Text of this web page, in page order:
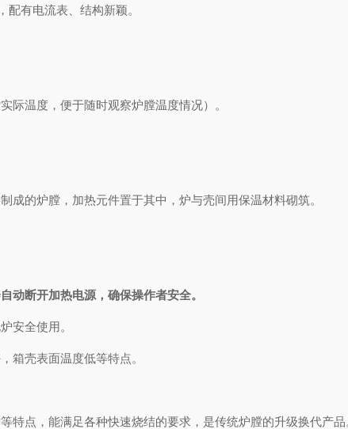
有电流表、结构新颖。
温度，便于随时观察炉膛温度情况）。
的炉膛，加热元件置于其中，炉与壳间用保温材料砌筑。
动断开加热电源，确保操作者安全。
安全使用。
壳表面温度低等特点。
点，能满足各种快速烧结的要求，是传统炉膛的升级换代产品